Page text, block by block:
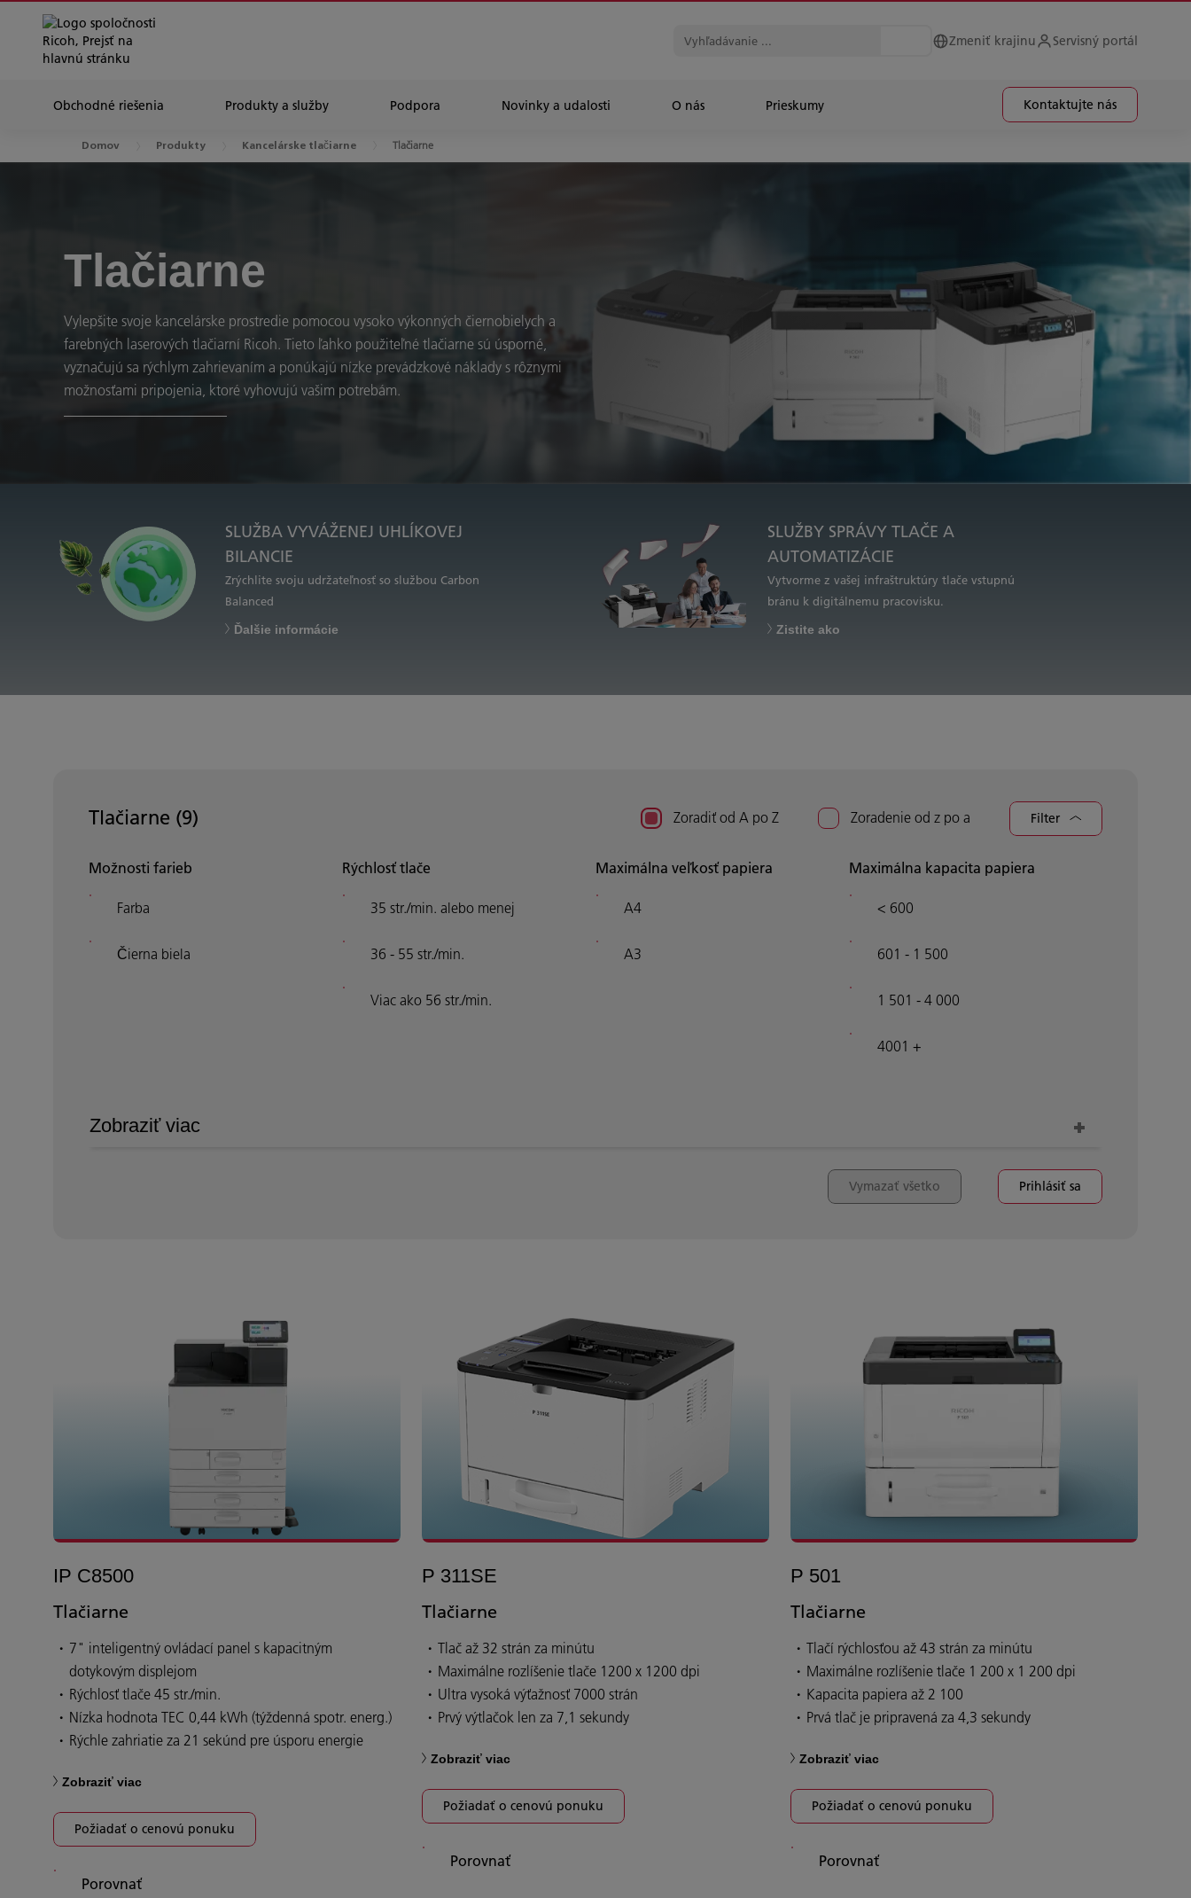
Zmeniť krajinu Servisný portál
Obchodné riešenia Produkty a služby Podpora Novinky a udalosti O nás Prieskumy Kontaktujte nás
Domov Produkty Kancelárske tlačiarne Tlačiarne
Tlačiarne
Vylepšite svoje kancelárske prostredie pomocou vysoko výkonných čiernobielych a
farebných laserových tlačiarní Ricoh. Tieto ľahko použiteľné tlačiarne sú úsporné,
vyznačujú sa rýchlym zahrievaním a ponúkajú nízke prevádzkové náklady s rôznymi
možnosťami pripojenia, ktoré vyhovujú vašim potrebám.
SLUŽBA VYVÁŽENEJ UHLÍKOVEJ
BILANCIE
Zrýchlite svoju udržateľnosť so službou Carbon
Balanced
Ďalšie informácie
SLUŽBY SPRÁVY TLAČE A
AUTOMATIZÁCIE
Vytvorme z vašej infraštruktúry tlače vstupnú
bránu k digitálnemu pracovisku.
Zistite ako
Tlačiarne (9) Zoradiť od A po Z Zoradenie od z po a Filter
Možnosti farieb
Farba
Čierna biela
Rýchlosť tlače
35 str./min. alebo menej
36 - 55 str./min.
Viac ako 56 str./min.
Maximálna veľkosť papiera
A4
A3
Maximálna kapacita papiera
< 600
601 - 1 500
1 501 - 4 000
4001 +
Zobraziť viac
Vymazať všetko Prihlásiť sa
IP C8500
Tlačiarne
7" inteligentný ovládací panel s kapacitným
dotykovým displejom
Rýchlosť tlače 45 str./min.
Nízka hodnota TEC 0,44 kWh (týždenná spotr. energ.)
Rýchle zahriatie za 21 sekúnd pre úsporu energie
Zobraziť viac
Požiadať o cenovú ponuku
Porovnať
P 311SE
Tlačiarne
Tlač až 32 strán za minútu
Maximálne rozlíšenie tlače 1200 x 1200 dpi
Ultra vysoká výťažnosť 7000 strán
Prvý výtlačok len za 7,1 sekundy
Zobraziť viac
Požiadať o cenovú ponuku
Porovnať
P 501
Tlačiarne
Tlačí rýchlosťou až 43 strán za minútu
Maximálne rozlíšenie tlače 1 200 x 1 200 dpi
Kapacita papiera až 2 100
Prvá tlač je pripravená za 4,3 sekundy
Zobraziť viac
Požiadať o cenovú ponuku
Porovnať